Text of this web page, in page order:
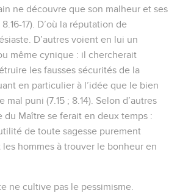
ne découvre que son malheur et ses
8.16-17). D’où la réputation de
D’autres voient en lui un
même cynique : il chercherait
les fausses sécurités de la
en particulier à l’idée que le bien
puni (7.15 ; 8.14). Selon d’autres
du Maître se ferait en deux temps :
de toute sagesse purement
hommes à trouver le bonheur en
ne cultive pas le pessimisme.